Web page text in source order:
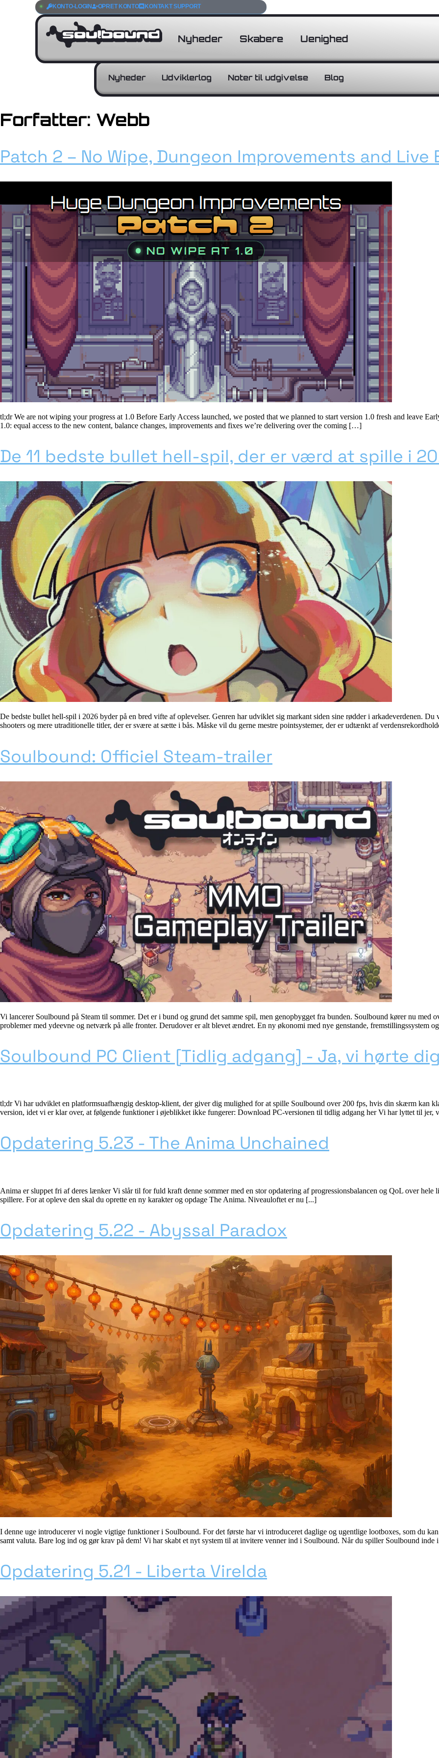
KONTO-LOGIN OPRET KONTO KONTAKT SUPPORT
Nyheder Skabere Uenighed
Nyheder Udviklerlog Noter til udgivelse Blog
Forfatter: Webb
Patch 2 – No Wipe, Dungeon Improvements and Live
tl;dr We are not wiping your progress at 1.0 Before Early Access launched, we posted that we planned to start version 1.0 fresh and leave
1.0: equal access to the new content, balance changes, improvements and fixes we’re delivering over the coming […]
De 11 bedste bullet hell-spil, der er værd at spille i
De bedste bullet hell-spil i 2026 byder på en bred vifte af oplevelser. Genren har udviklet sig markant siden sine rødder i arkadeverdenen.
shooters og mere utraditionelle titler, der er svære at sætte i bås. Måske vil du gerne mestre pointsystemer, der er udtænkt af
Soulbound: Officiel Steam-trailer
Vi lancerer Soulbound på Steam til sommer. Det er i bund og grund det samme spil, men genopbygget fra bunden. Soulbound kører nu
problemer med ydeevne og netværk på alle fronter. Derudover er alt blevet ændret. En ny økonomi med nye genstande, fremstillingssystem
Soulbound PC Client [Tidlig adgang] - Ja, vi hørte
tl;dr Vi har udviklet en platformsuafhængig desktop-klient, der giver dig mulighed for at spille Soulbound over 200 fps, hvis din skærm kan
version, idet vi er klar over, at følgende funktioner i øjeblikket ikke fungerer: Download PC-versionen til tidlig adgang her Vi har lyttet til
Opdatering 5.23 - The Anima Unchained
Anima er sluppet fri af deres lænker Vi slår til for fuld kraft denne sommer med en stor opdatering af progressionsbalancen og QoL over
spillere. For at opleve den skal du oprette en ny karakter og opdage The Anima. Niveauloftet er nu [...]
Opdatering 5.22 - Abyssal Paradox
I denne uge introducerer vi nogle vigtige funktioner i Soulbound. For det første har vi introduceret daglige og ugentlige lootboxes, som du
samt valuta. Bare log ind og gør krav på dem! Vi har skabt et nyt system til at invitere venner ind i Soulbound. Når du spiller Soulbound inde
Opdatering 5.21 - Liberta Virelda